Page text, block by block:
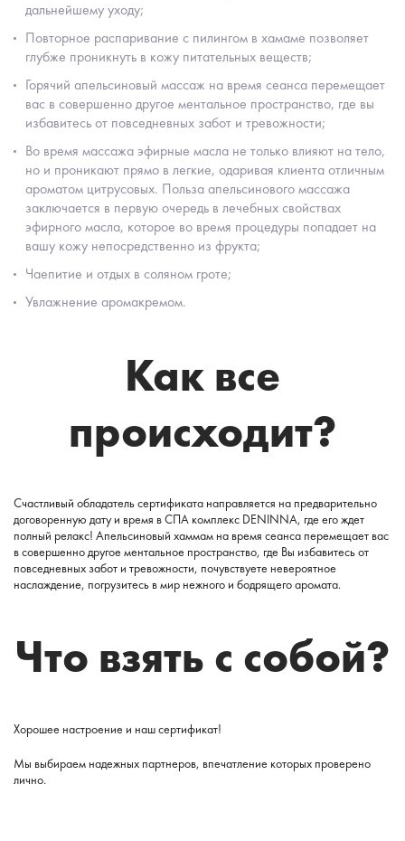
дальнейшему уходу;
Повторное распаривание с пилингом в хамаме позволяет
глубже проникнуть в кожу питательных веществ;
Горячий апельсиновый массаж на время сеанса перемещает
вас в совершенно другое ментальное пространство, где вы
избавитесь от повседневных забот и тревожности;
Во время массажа эфирные масла не только влияют на тело,
но и проникают прямо в легкие, одаривая клиента отличным
ароматом цитрусовых. Польза апельсинового массажа
заключается в первую очередь в лечебных свойствах
эфирного масла, которое во время процедуры попадает на
вашу кожу непосредственно из фрукта;
Чаепитие и отдых в соляном гроте;
Увлажнение аромакремом.
Как все
происходит?
Счастливый обладатель сертификата направляется на предварительно
договоренную дату и время в СПА комплекс DENINNА, где его ждет
полный релакс! Апельсиновый хаммам на время сеанса перемещает вас
в совершенно другое ментальное пространство, где Вы избавитесь от
повседневных забот и тревожности, почувствуете невероятное
наслаждение, погрузитесь в мир нежного и бодрящего аромата.
Что взять с собой?
Хорошее настроение и наш сертификат!
Мы выбираем надежных партнеров, впечатление которых проверено
лично.